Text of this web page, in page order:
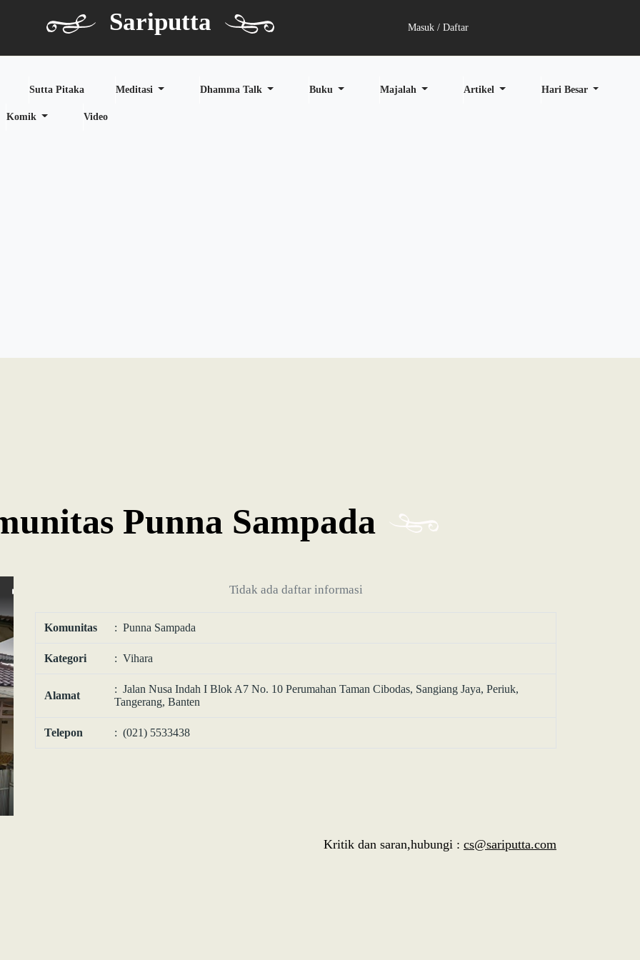
Sariputta Masuk / Daftar
Sutta Pitaka Meditasi Dhamma Talk Buku Majalah Artikel Hari Besar
Komik Video
Punna Sampada
Tidak ada daftar informasi
Komunitas : Punna Sampada
Kategori : Vihara
Alamat
: Jalan Nusa Indah I Blok A7 No. 10 Perumahan Taman Cibodas, Sangiang Jaya, Periuk,
Tangerang, Banten
Telepon : (021) 5533438
Kritik dan saran,hubungi : cs@sariputta.com